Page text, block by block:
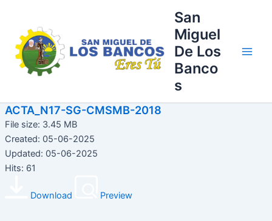
contenido
San
Miguel
De Los
Banco
s
ACTA_N17-SG-CMSMB-2018
File size: 3.45 MB
Created: 05-06-2025
Updated: 05-06-2025
Hits: 61
Download Preview